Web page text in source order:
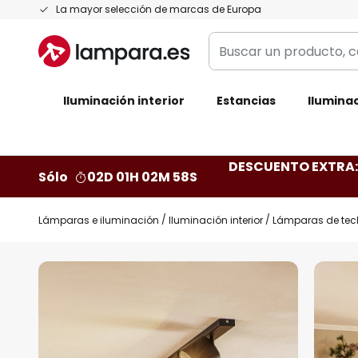
La mayor selección de marcas de Europa
Ir
contenido
Buscar
un
categoría,
Iluminación interior Estancias
Sólo 02D 01H 02M 57S
DESCUENTO
Lámparas e iluminación Iluminación interior Lámparas de
Saltar